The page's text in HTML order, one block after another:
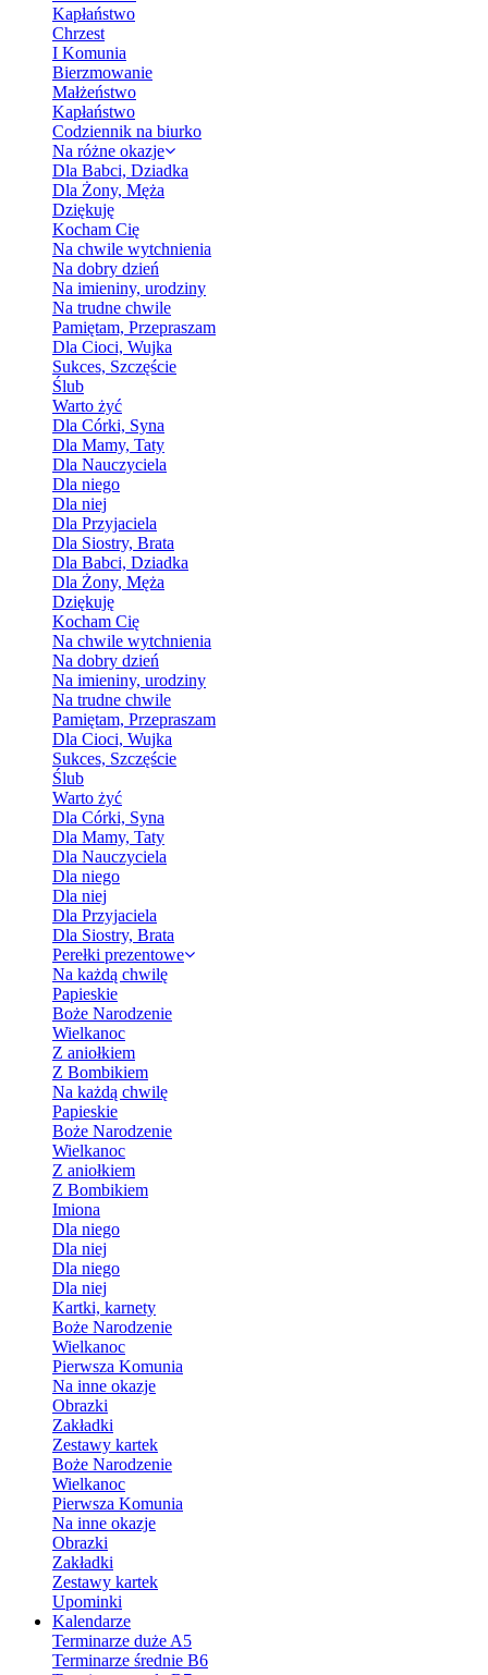
Kapłaństwo
Chrzest
I Komunia
Bierzmowanie
Małżeństwo
Kapłaństwo
Codziennik na biurko
Na różne okazje
Dla Babci, Dziadka
Dla Żony, Męża
Dziękuję
Kocham Cię
Na chwile wytchnienia
Na dobry dzień
Na imieniny, urodziny
Na trudne chwile
Pamiętam, Przepraszam
Dla Cioci, Wujka
Sukces, Szczęście
Ślub
Warto żyć
Dla Córki, Syna
Dla Mamy, Taty
Dla Nauczyciela
Dla niego
Dla niej
Dla Przyjaciela
Dla Siostry, Brata
Dla Babci, Dziadka
Dla Żony, Męża
Dziękuję
Kocham Cię
Na chwile wytchnienia
Na dobry dzień
Na imieniny, urodziny
Na trudne chwile
Pamiętam, Przepraszam
Dla Cioci, Wujka
Sukces, Szczęście
Ślub
Warto żyć
Dla Córki, Syna
Dla Mamy, Taty
Dla Nauczyciela
Dla niego
Dla niej
Dla Przyjaciela
Dla Siostry, Brata
Perełki prezentowe
Na każdą chwilę
Papieskie
Boże Narodzenie
Wielkanoc
Z aniołkiem
Z Bombikiem
Na każdą chwilę
Papieskie
Boże Narodzenie
Wielkanoc
Z aniołkiem
Z Bombikiem
Imiona
Dla niego
Dla niej
Dla niego
Dla niej
Kartki, karnety
Boże Narodzenie
Wielkanoc
Pierwsza Komunia
Na inne okazje
Obrazki
Zakładki
Zestawy kartek
Boże Narodzenie
Wielkanoc
Pierwsza Komunia
Na inne okazje
Obrazki
Zakładki
Zestawy kartek
Upominki
Kalendarze
Terminarze duże A5
Terminarze średnie B6